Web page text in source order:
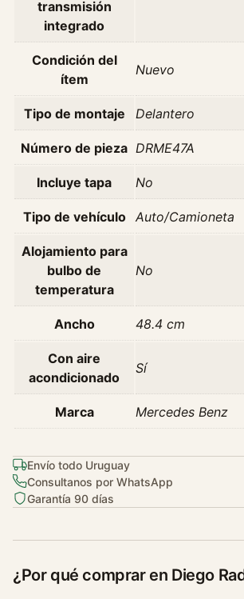
8
-
a
transmisión
integrado
Condición del
ítem
Nuevo
Tipo de montaje Delantero
Número de pieza DRME47A
Incluye tapa No
Tipo de vehículo Auto/Camioneta
Alojamiento para
bulbo de
temperatura
No
Ancho 48.4 cm
Con aire
acondicionado
Sí
Marca Mercedes Benz
Envío todo Uruguay
Consultanos por WhatsApp
Garantía 90 días
¿Por qué comprar en Diego